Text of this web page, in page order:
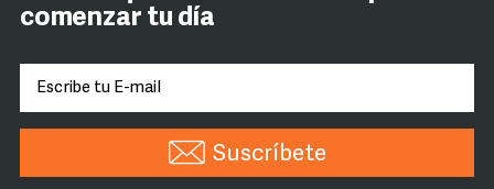
comenzar tu día
Suscríbete